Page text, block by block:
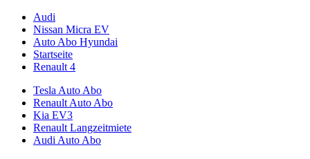
Audi
Nissan Micra EV
Auto Abo Hyundai
Startseite
Renault 4
Tesla Auto Abo
Renault Auto Abo
Kia EV3
Renault Langzeitmiete
Audi Auto Abo